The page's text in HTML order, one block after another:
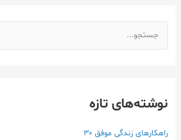
س
و
ر
نوشته‌های تازه
راهکارهای زندگی موفق ۳۰